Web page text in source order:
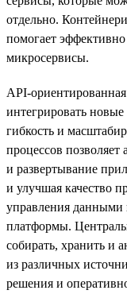
отдельно.
помогает эффективно
микросервисы.
API-ориентированная
интегрировать
гибкость и
процессов позволяет
и развертывание
и улучшая качество
управления данными
платформы.
собирать, хранить и
из различных
решения и